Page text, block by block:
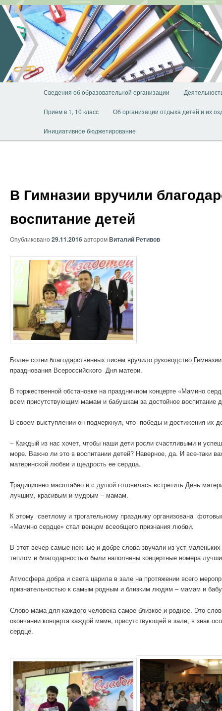
Перейти
основному
содержимому
Сведения об образовательной организации
Прием в 1, 10 класс Об организации отдыха детей и их
Инициативное бюджетирование
В Гимназии вручили
воспитание детей
Опубликовано 29.11.2016авторомВиталий Ретивов
Более сотни благодарственных писем вручило руководство
празднования Всероссийского Дня матери.
В торжественной обстановке на праздничном концерте «Мамино
всем присутствующим мамам и бабушкам за достойное воспитание
В своем выступлении он подчеркнул, что победы и достижения их
– Каждый из нас хочет, чтобы наши дети росли счастливыми и
море. Важно ли это в воспитании детей? Наверное, да. И все-таки
материнской любви и щедрость ее сердца.
Традиционно масштабно и с душой готовилась встретить День
лучшим, красивым и мудрым – мамам.
К этому светлому и трогательному празднику организована
«Мамино сердце» стал венцом всеобщего признания любви.
В этот вечер самые нежные и добре слова звучали из уст
теплом и благодарностью были наполнены концертные номера
Атмосфера добра и света царила в зале на протяжении всего
признательностью к самым родным и близким людям – мамам и
Слово мама для каждого человека самое близкое и родное. Это
окончании концерта каждой маме, присутствующей в зале, в знак
сердце.